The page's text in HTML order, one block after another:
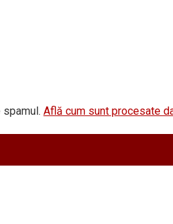
Află cum sunt procesate